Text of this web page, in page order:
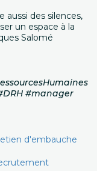
aussi des silences,
un espace à la
Salomé
#manager
d'embauche